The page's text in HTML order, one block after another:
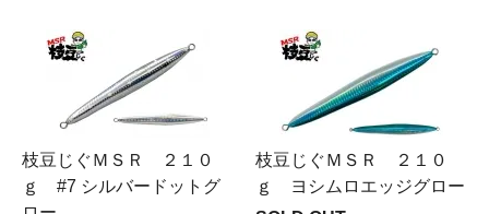
枝豆じぐＭＳＲ ２１０
ｇ #7 シルバードットグ
枝豆じぐＭＳＲ ２１０
ｇ ヨシムロエッジグロー